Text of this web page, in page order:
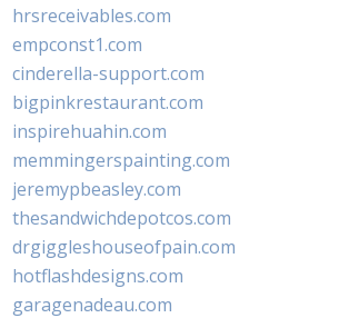
hrsreceivables.com
empconst1.com
cinderella-support.com
bigpinkrestaurant.com
inspirehuahin.com
memmingerspainting.com
jeremypbeasley.com
thesandwichdepotcos.com
drgiggleshouseofpain.com
hotflashdesigns.com
garagenadeau.com